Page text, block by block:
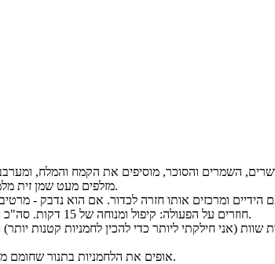
מזלפים מעט שמן זית מלמעלה על הבצק, מכסים את הקערה ונותנים לבצק לתפוח כ- 20 דקות במקום חמים.
חוזרים על הפעולה: קיפול ומנוחה של 15 דקות. סה"כ עושים 3 קיפולים. לאחר הקיפול האחרון נותנים לבצק מנוחה נוספת של כ- 15 דקות.
אופים את הלחמניות בתנור שחומם מראש לחום של 200 מעלות למשך כ- 25-30 דקות או עד להזהבה (תלוי בסוג התנור).